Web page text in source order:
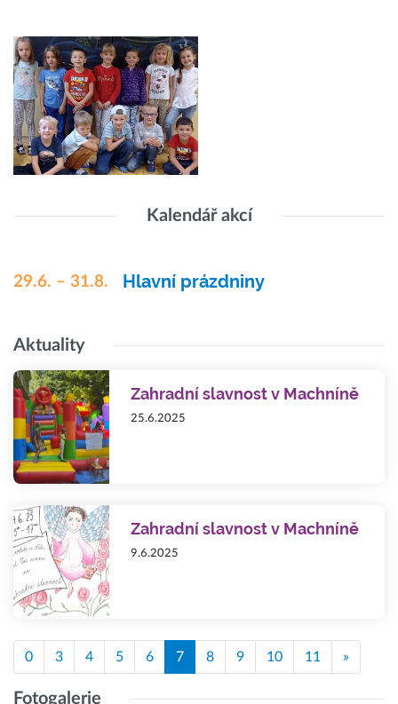
Kalendář akcí
29.6. – 31.8. Hlavní prázdniny
Aktuality
Zahradní slavnost v Machníně
25.6.2025
Zahradní slavnost v Machníně
9.6.2025
0 3 4 5 6 7 8 9 10 11 »
Fotogalerie